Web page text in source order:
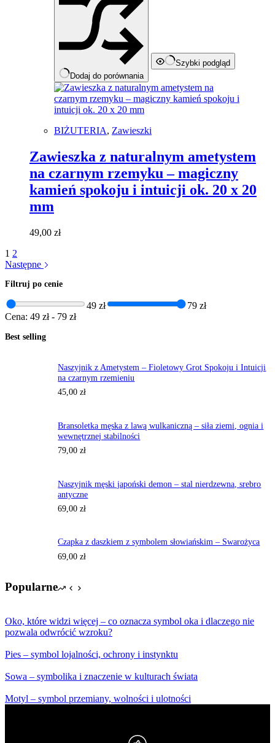
Dodaj do porównania
Szybki podgląd
BIŻUTERIA, Zawieszki
Zawieszka z naturalnym ametystem
na czarnym rzemyku – magiczny
kamień spokoju i intuicji ok. 20 x 20
mm
49,00 zł
1 2
Następne
Filtruj po cenie
49 zł
79 zł
Cena: 49 zł- 79 zł
Best selling
Naszyjnik z Ametystem – Fioletowy Grot Spokoju i Intuicji
na czarnym rzemieniu
45,00zł
Bransoletka męska z lawą wulkaniczną – siła ziemi, ognia i
wewnętrznej stabilności
79,00zł
Naszyjnik męski japoński demon – stal nierdzewna, srebro
antyczne
69,00zł
Czapka z daszkiem z symbolem słowiańskim – Swarożyca
69,00zł
Popularne
Oko, które widzi więcej – co oznacza symbol oka i dlaczego nie
pozwala odwrócić wzroku?
Pies – symbol lojalności, ochrony i instynktu
Sowa – symbolika i znaczenie w kulturach świata
Motyl – symbol przemiany, wolności i ulotności